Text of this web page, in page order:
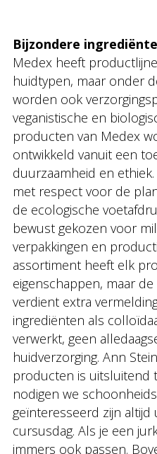
Bijzondere
Medex heeft
huidtypen, maar onder
worden ook
veganistische en
producten van Medex
ontwikkeld vanuit een
duurzaamheid en
met respect voor de
de ecologische
bewust gekozen voor
verpakkingen en
assortiment heeft elk
eigenschappen, maar
verdient extra
ingrediënten als
verwerkt, geen
huidverzorging. Ann
producten is uitsluitend
nodigen we
geïnteresseerd zijn altijd
cursusdag. Als je een
immers ook passen.